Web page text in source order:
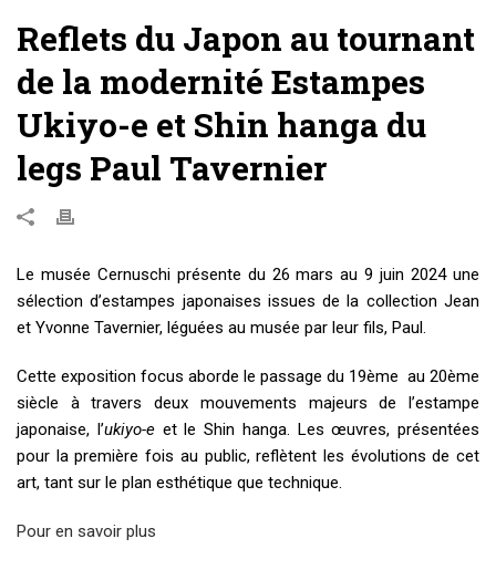
Reflets du Japon au tournant
de la modernité Estampes
Ukiyo-e et Shin hanga du
legs Paul Tavernier
Le musée Cernuschi présente du 26 mars au 9 juin 2024 une
sélection d’estampes japonaises issues de la collection Jean
et Yvonne Tavernier, léguées au musée par leur fils, Paul.
Cette exposition focus aborde le passage du 19ème au 20ème
siècle à travers deux mouvements majeurs de l’estampe
japonaise, l’ukiyo-e et le Shin hanga. Les œuvres, présentées
pour la première fois au public, reflètent les évolutions de cet
art, tant sur le plan esthétique que technique.
Pour en savoir plus